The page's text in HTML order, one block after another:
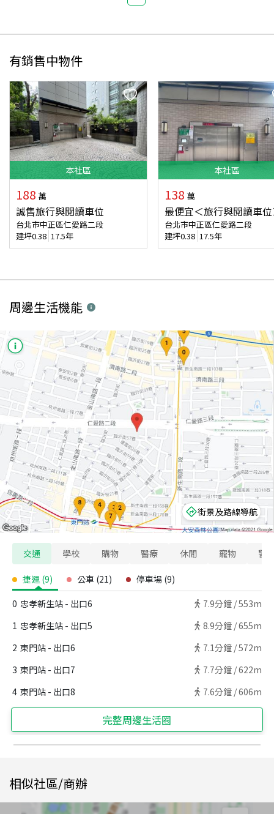
有銷售中物件
本社區
188 萬
誠售旅行與閱讀車位
台北市中正區仁愛路二段
建坪0.38 17.5年
本社區
138 萬
最便宜＜旅行與閱讀車
台北市中正區仁愛路二段
建坪0.38 17.5年
周邊生活機能
街景及路線導航
交通 學校 購物 醫療 休閒 寵物 警
捷運 (9) 公車 (21) 停車場 (9)
0 忠孝新生站 - 出口6 7.9分鐘 /553m
1 忠孝新生站 - 出口5 8.9分鐘 /655m
2 東門站 - 出口6 7.1分鐘 /572m
3 東門站 - 出口7 7.7分鐘 /622m
4 東門站 - 出口8 7.6分鐘 /606m
完整周邊生活圈
相似社區/商辦